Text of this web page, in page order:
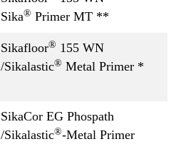
Sika® Primer MT **
Sikafloor® 155 WN
/Sikalastic® Metal Primer *
SikaCor EG Phospath
/Sikalastic®-Metal Primer